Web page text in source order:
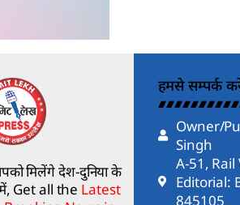
मिलेंगे देश-दुनिया के
में, Get all the Latest
हमसे सम्पर्क
Owner/
Singh
A-51,
Editorial:
845105